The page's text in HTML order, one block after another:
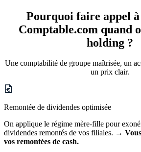
Pourquoi faire appel
Comptable.com quand
holding ?
Une comptabilité de groupe maîtrisée, un
un prix clair.
Remontée de dividendes optimisée
On applique le régime mère-fille pour
dividendes remontés de vos filiales. →
vos remontées de cash.